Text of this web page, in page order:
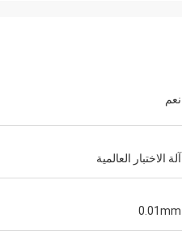
نعم
آلة الاختبار العالمية
0.01mm